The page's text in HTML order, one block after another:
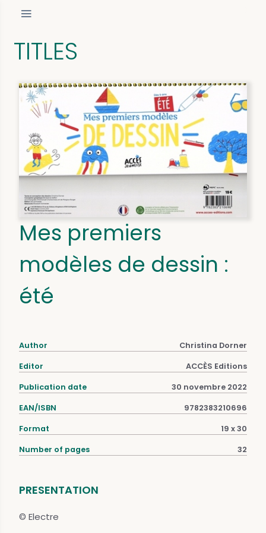
TITLES
Mes premiers
modèles de dessin :
été
Author Christina Dorner
Editor ACCÈS Editions
Publication date 30 novembre 2022
EAN/ISBN 9782383210696
Format 19 x 30
Number of pages 32
PRESENTATION
© Electre